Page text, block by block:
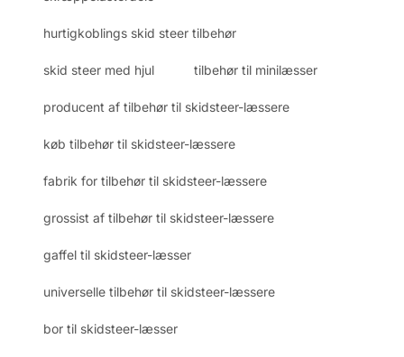
hurtigkoblings skid steer tilbehør
skid steer med hjul tilbehør til minilæsser
producent af tilbehør til skidsteer-læssere
køb tilbehør til skidsteer-læssere
fabrik for tilbehør til skidsteer-læssere
grossist af tilbehør til skidsteer-læssere
gaffel til skidsteer-læsser
universelle tilbehør til skidsteer-læssere
bor til skidsteer-læsser